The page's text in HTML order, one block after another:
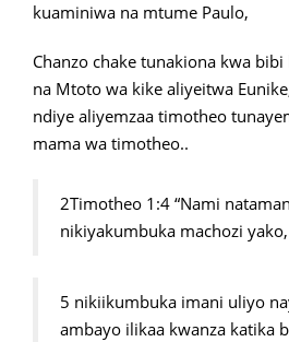
kuaminiwa na mtume Paulo,
Chanzo chake tunakiona kwa
na Mtoto wa kike aliyeitwa
ndiye aliyemzaa timotheo
mama wa timotheo..
2Timotheo 1:4 “Nami
nikiyakumbuka machozi
5 nikiikumbuka imani uliyo
ambayo ilikaa kwanza katika